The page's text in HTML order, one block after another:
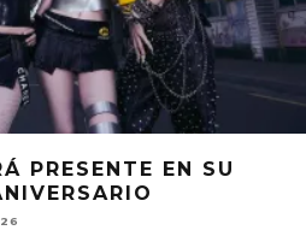
PRESENTE EN SU